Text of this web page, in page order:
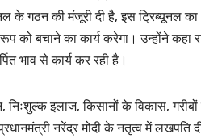
के गठन की मंजूरी दी है, इस ट्रिब्यूनल का
को बचाने का कार्य करेगा। उन्होंने कहा
भाव से कार्य कर रही है।
निःशुल्क इलाज, किसानों के विकास,
नरेंद्र मोदी के नतृत्व में लखपति